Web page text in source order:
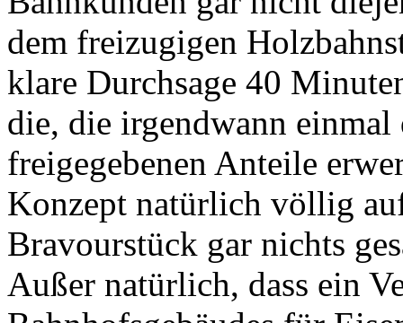
dem freizugigen
klare Durchsage 40
die, die irgendwann
freigegebenen Anteile
Konzept natürlich völlig
Bravourstück gar nichts
Außer natürlich, dass ein